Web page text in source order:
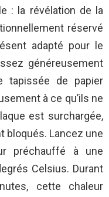
: la révélation de la
réservé
adapté pour le
généreusement
tapissée de papier
à ce qu’ils ne
est surchargée,
bloqués. Lancez une
préchauffé à une
Celsius. Durant
cette chaleur